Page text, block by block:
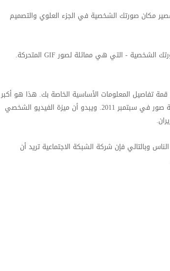
مكان صورتك الشخصية في الجزء العلوي والتصميم
قريبا، سوف يتيح لك الفيسبوك تحميل الفيديو من سبعة ثوان كبديل لصورتك الشخصية - التي هي مماثلة لصور GIF المتحركة.
تفاصيل المعلومات الأساسية الخاصة بك. هذا هو أكبر
تغيير من أي وقت مضى منذ أن أطلقت الفيسبوك الجدول الزمني وتغطية صور في سبتمبر 2011. ويبدو أن ميزة الفيديو الشخصي
فإن شركة الشبكة الاجتماعية تريد أن